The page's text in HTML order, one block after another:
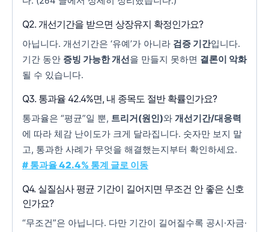
Q2. 개선기간을 받으면 상장유지 확정인가요?
아닙니다. 개선기간은 ‘유예’가 아니라 검증 기간입니다.
기간 동안 증빙 가능한 개선을 만들지 못하면 결론이 악화
될 수 있습니다.
Q3. 통과율 42.4%면, 내 종목도 절반 확률인가요?
통과율은 “평균”일 뿐, 트리거(원인)와 개선기간/대응력
에 따라 체감 난이도가 크게 달라집니다. 숫자만 보지 말
고, 통과한 사례가 무엇을 해결했는지부터 확인하세요.
# 통과율 42.4% 통계 글로 이동
Q4. 실질심사 평균 기간이 길어지면 무조건 안 좋은 신호
인가요?
“무조건”은 아닙니다. 다만 기간이 길어질수록 공시·자금·